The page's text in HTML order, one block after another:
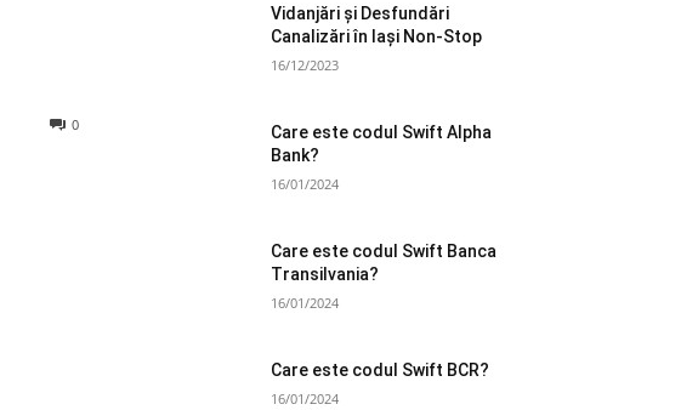
0
Vidanjări și Desfundări
Canalizări în Iași Non-Stop
16/12/2023
Care este codul Swift Alpha
Bank?
16/01/2024
Care este codul Swift Banca
Transilvania?
16/01/2024
Care este codul Swift BCR?
16/01/2024